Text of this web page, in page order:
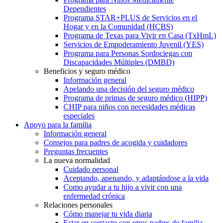
Dependientes
Programa STAR+PLUS de Servicios en el
Hogar y en la Comunidad (HCBS)
Programa de Texas para Vivir en Casa (TxHmL)
Servicios de Empoderamiento Juvenil (YES)
Programa para Personas Sordociegas con
Discapacidades Múltiples (DMBD)
Beneficios y seguro médico
Información general
Apelando una decisión del seguro médico
Programa de primas de seguro médico (HIPP)
CHIP para niños con necesidades médicas
especiales
Apoyo para la familia
Información general
Consejos para padres de acogida y cuidadores
Preguntas frecuentes
La nueva normalidad
Cuidado personal
Aceptando, apenando, y adaptándose a la vida
Como ayudar a tu hijo a vivir con una
enfermedad crónica
Relaciones personales
Cómo manejar tu vida diaria